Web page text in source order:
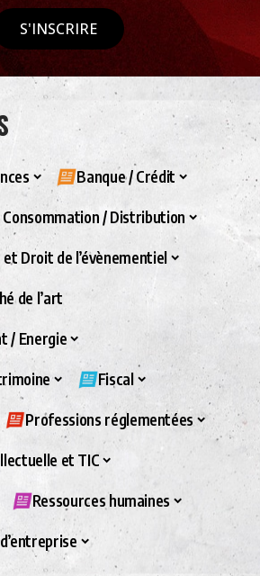
S'INSCRIRE
Banque / Crédit
/ Distribution
Droit de l’évènementiel
de l’art
/ Energie
Fiscal
Professions réglementées
et TIC
Ressources humaines